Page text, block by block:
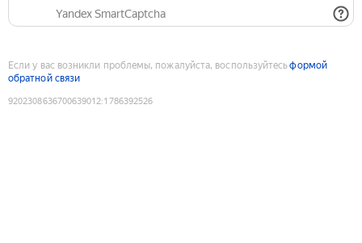
Yandex SmartCaptcha
Если у вас возникли проблемы, пожалуйста, воспользуйтесьформой
обратной связи
9202308636700639012:1786392526